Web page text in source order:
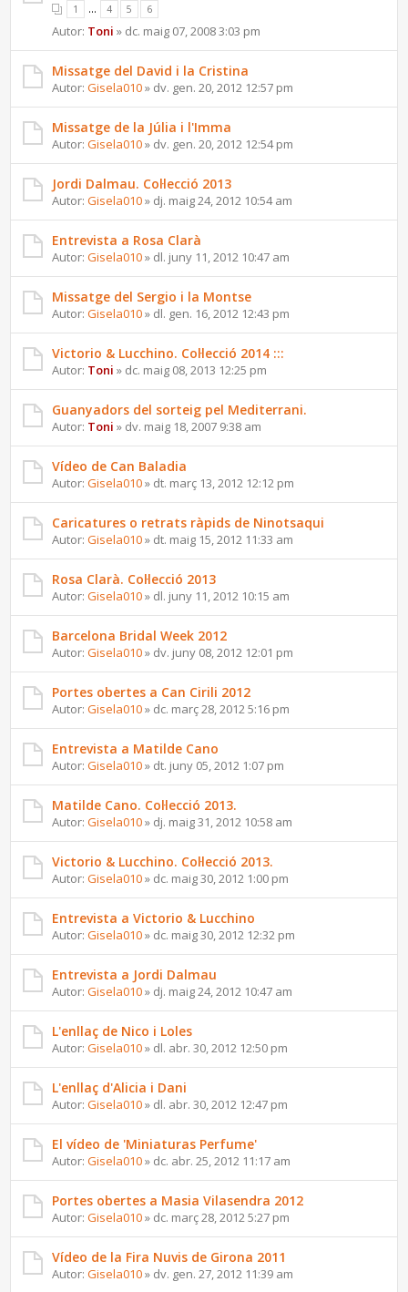
1 ... 4 5 6
Autor: Toni » dc. maig 07, 2008 3:03 pm
Missatge del David i la Cristina
Autor:Gisela010» dv. gen. 20, 2012 12:57 pm
Missatge de la Júlia i l'Imma
Autor:Gisela010» dv. gen. 20, 2012 12:54 pm
Jordi Dalmau. Col·lecció 2013
Autor:Gisela010» dj. maig 24, 2012 10:54 am
Entrevista a Rosa Clarà
Autor:Gisela010» dl. juny 11, 2012 10:47 am
Missatge del Sergio i la Montse
Autor:Gisela010» dl. gen. 16, 2012 12:43 pm
Victorio & Lucchino. Col·lecció 2014 :::
Autor: Toni » dc. maig 08, 2013 12:25 pm
Guanyadors del sorteig pel Mediterrani.
Autor: Toni » dv. maig 18, 2007 9:38 am
Vídeo de Can Baladia
Autor:Gisela010» dt. març 13, 2012 12:12 pm
Caricatures o retrats ràpids de Ninotsaqui
Autor:Gisela010» dt. maig 15, 2012 11:33 am
Rosa Clarà. Col·lecció 2013
Autor:Gisela010» dl. juny 11, 2012 10:15 am
Barcelona Bridal Week 2012
Autor:Gisela010» dv. juny 08, 2012 12:01 pm
Portes obertes a Can Cirili 2012
Autor:Gisela010» dc. març 28, 2012 5:16 pm
Entrevista a Matilde Cano
Autor:Gisela010» dt. juny 05, 2012 1:07 pm
Matilde Cano. Col·lecció 2013.
Autor:Gisela010» dj. maig 31, 2012 10:58 am
Victorio & Lucchino. Col·lecció 2013.
Autor:Gisela010» dc. maig 30, 2012 1:00 pm
Entrevista a Victorio & Lucchino
Autor:Gisela010» dc. maig 30, 2012 12:32 pm
Entrevista a Jordi Dalmau
Autor:Gisela010» dj. maig 24, 2012 10:47 am
L'enllaç de Nico i Loles
Autor:Gisela010» dl. abr. 30, 2012 12:50 pm
L'enllaç d'Alicia i Dani
Autor:Gisela010» dl. abr. 30, 2012 12:47 pm
El vídeo de 'Miniaturas Perfume'
Autor:Gisela010» dc. abr. 25, 2012 11:17 am
Portes obertes a Masia Vilasendra 2012
Autor:Gisela010» dc. març 28, 2012 5:27 pm
Vídeo de la Fira Nuvis de Girona 2011
Autor:Gisela010» dv. gen. 27, 2012 11:39 am